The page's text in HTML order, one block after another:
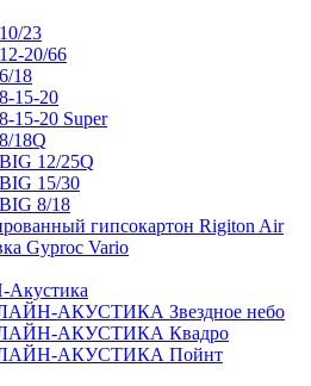
23
20/66
18
15-20
15-20 Super
18Q
12/25Q
15/30
8/18
гипсокартон Rigiton Air
Gyproc Vario
АКУСТИКА Звездное небо
АКУСТИКА Квадро
АКУСТИКА Пойнт